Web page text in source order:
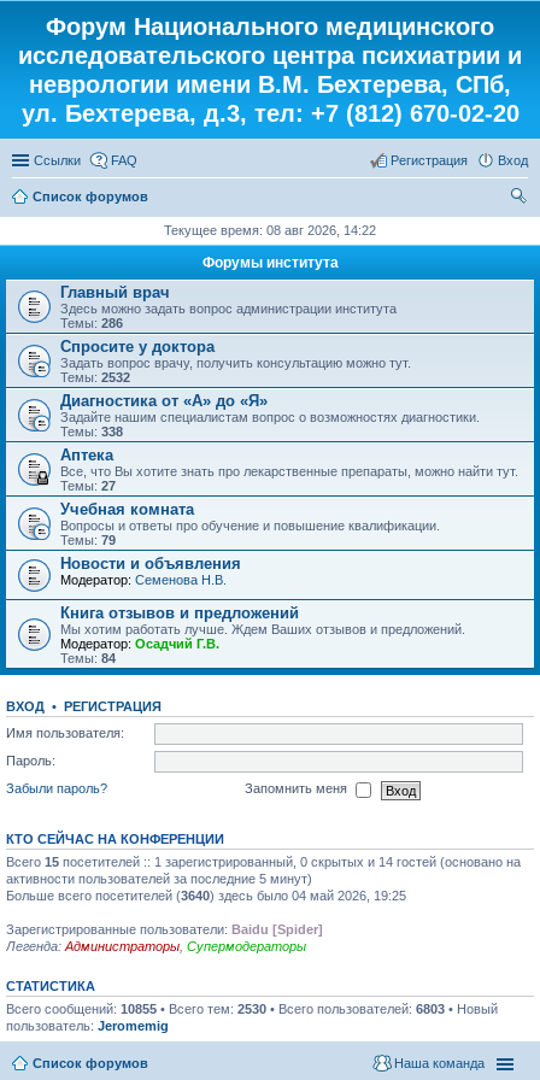
Форум Национального медицинского
исследовательского центра психиатрии и
неврологии имени В.М. Бехтерева, СПб,
ул. Бехтерева, д.3, тел: +7 (812) 670-02-20
Ссылки FAQ Вход
Регистрация
Список форумов
Текущее время: 08 авг 2026, 14:22
Форумы института
Главный врач
Здесь можно задать вопрос администрации института
Темы: 286
Спросите у доктора
Задать вопрос врачу, получить консультацию можно тут.
Темы: 2532
Диагностика от «А» до «Я»
Задайте нашим специалистам вопрос о возможностях диагностики.
Темы: 338
Аптека
Все, что Вы хотите знать про лекарственные препараты, можно найти тут.
Темы: 27
Учебная комната
Вопросы и ответы про обучение и повышение квалификации.
Темы: 79
Новости и объявления
Модератор: Семенова Н.В.
Книга отзывов и предложений
Мы хотим работать лучше. Ждем Ваших отзывов и предложений.
Модератор: Осадчий Г.В.
Темы: 84
ВХОД • РЕГИСТРАЦИЯ
Имя пользователя:
Пароль:
Забыли пароль?
Запомнить меня
КТО СЕЙЧАС НА КОНФЕРЕНЦИИ
Всего 15 посетителей :: 1 зарегистрированный, 0 скрытых и 14 гостей (основано на
активности пользователей за последние 5 минут)
Больше всего посетителей (3640) здесь было 04 май 2026, 19:25
Зарегистрированные пользователи: Baidu [Spider]
Легенда: Администраторы Супермодераторы
СТАТИСТИКА
Всего сообщений: 10855 • Всего тем: 2530 • Всего пользователей: 6803 • Новый
пользователь: Jeromemig
Список форумов Наша команда